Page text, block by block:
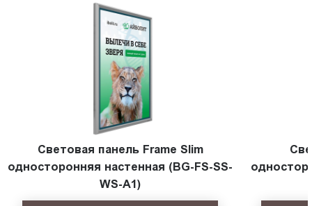
Световая панель Frame Slim
односторонняя настенная (BG-FS-SS-
WS-A1)